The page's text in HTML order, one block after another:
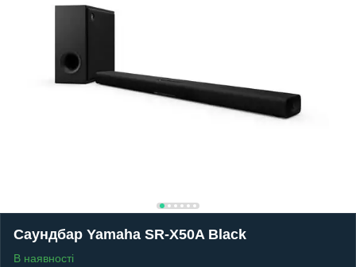
Саундбар Yamaha SR-X50A Black
В наявності